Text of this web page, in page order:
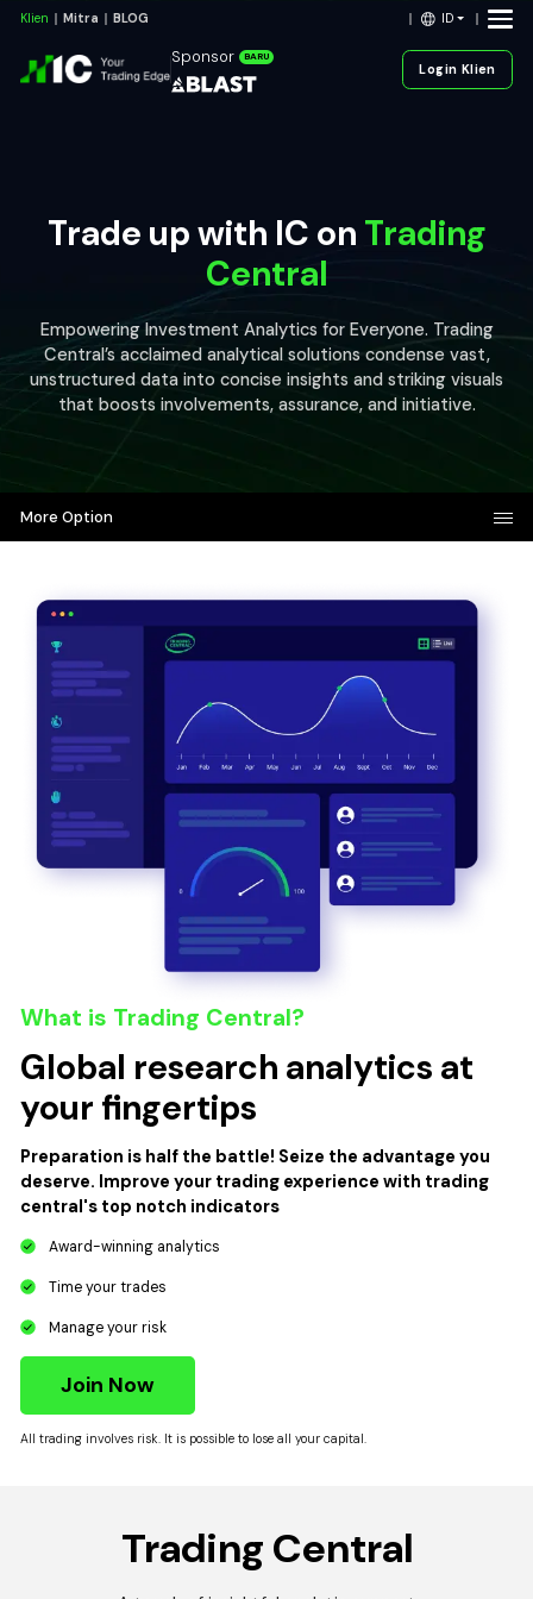
Klien Mitra BLOG ID
Sponsor BARU
Login Klien
Trade up with IC on Trading
Central
Empowering Investment Analytics for Everyone. Trading
Central’s acclaimed analytical solutions condense vast,
unstructured data into concise insights and striking visuals
that boosts involvements, assurance, and initiative.
More Option
What is Trading Central?
Global research analytics at
your fingertips
Preparation is half the battle! Seize the advantage you
deserve. Improve your trading experience with trading
central's top notch indicators
Award-winning analytics
Time your trades
Manage your risk
Join Now
All trading involves risk. It is possible to lose all your capital.
Trading Central